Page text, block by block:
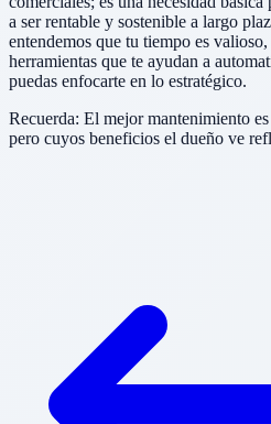
a ser rentable y sostenible a largo
entendemos que tu tiempo es
herramientas que te ayudan a
puedas enfocarte en lo estratégico.
Recuerda: El mejor mantenimiento
pero cuyos beneficios el dueño ve